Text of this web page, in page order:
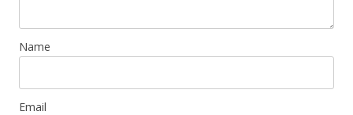
Name
Email